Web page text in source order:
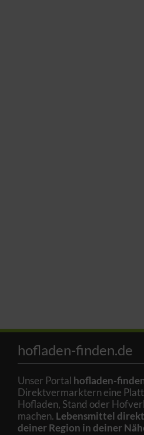
hofladen-finden.de
Unser Portal hofladen-
Direktvermarktern eine
Hofladen, Stand oder
machen. Lebensmittel
deiner Region in deiner